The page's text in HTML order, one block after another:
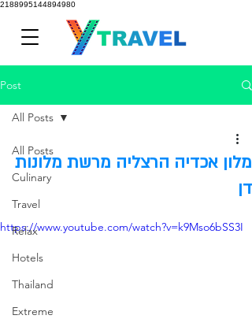
2188995144894980
Post
All Posts
Culinary
Travel
Relax
Hotels
Thailand
Extreme
All Posts
מלון אכדיה הרצליה מרשת מלונות
דן
https://www.youtube.com/watch?v=k9Mso6bSS3I